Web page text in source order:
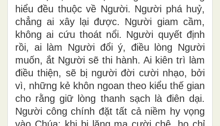
hiểu đều thuộc về Người. Người phá huỷ,
chẳng ai xây lại được. Người giam cầm,
không ai cứu thoát nổi. Người quyết định
rồi, ai làm Người đổi ý, điều lòng Người
muốn, ắt Người sẽ thi hành. Ai kiên trì làm
điều thiện, sẽ bị người đời cười nhạo, bởi
vì, những kẻ khôn ngoan theo kiểu thế gian
cho rằng giữ lòng thanh sạch là điên dại.
Người công chính đặt tất cả niềm hy vọng
vào Chúa: khi bị lăng mạ cười chê, họ chỉ